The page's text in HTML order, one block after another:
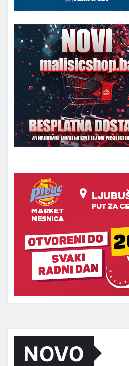
NOVO